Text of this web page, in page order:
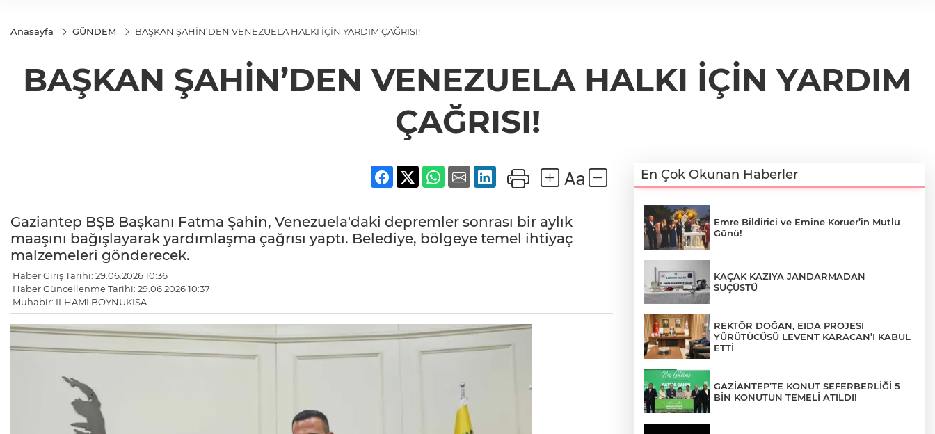
Anasayfa GÜNDEM BAŞKAN ŞAHİN’DEN VENEZUELA HALKI İÇİN YARDIM ÇAĞRISI!
BAŞKAN ŞAHİN’DEN VENEZUELA HALKI İÇİN YARDIM
ÇAĞRISI!
Gaziantep BŞB Başkanı Fatma Şahin, Venezuela'daki depremler sonrası bir aylık
maaşını bağışlayarak yardımlaşma çağrısı yaptı. Belediye, bölgeye temel ihtiyaç
malzemeleri gönderecek.
Haber Giriş Tarihi: 29.06.2026 10:36
Haber Güncellenme Tarihi: 29.06.2026 10:37
Muhabir: İLHAMİ BOYNUKISA
En Çok Okunan Haberler
Emre Bildirici ve Emine Koruer’in Mutlu
Günü!
KAÇAK KAZIYA JANDARMADAN
SUÇÜSTÜ
REKTÖR DOĞAN, EIDA PROJESİ
YÜRÜTÜCÜSÜ LEVENT KARACAN’I KABUL
ETTİ
GAZİANTEP’TE KONUT SEFERBERLİĞİ 5
BİN KONUTUN TEMELİ ATILDI!